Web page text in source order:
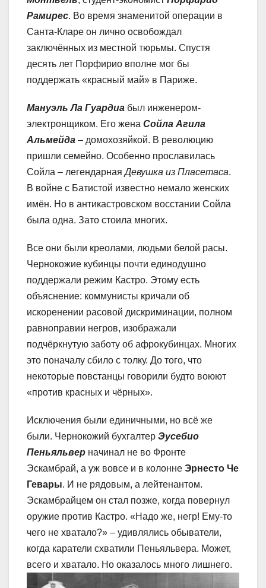
Рамирес. Во время знаменитой операции в
Санта-Кларе он лично освобождал
заключённых из местной тюрьмы. Спустя
десять лет Порфирио вполне мог бы
поддержать «красный май» в Париже.
Мануэль Ла Гуардиа был инженером-
электронщиком. Его жена Сойла Агила
Альмейда – домохозяйкой. В революцию
пришли семейно. Особенно прославилась
Сойла – легендарнаяДевушка из Пласетаса.
В войне с Батистой известно немало женских
имён. Но в антикастровском восстании Сойла
была одна. Зато стоила многих.
Все они были креолами, людьми белой расы.
Чернокожие кубинцы почти единодушно
поддержали режим Кастро. Этому есть
объяснение: коммунисты кричали об
искоренении расовой дискриминации, полном
равноправии негров, изображали
подчёркнутую заботу об афрокубинцах. Многих
это поначалу сбило с толку. До того, что
некоторые повстанцы говорили будто воюют
«против красных и чёрных».
Исключения были единичными, но всё же
были. Чернокожий бухгалтер Эусебио
Пеньяльвер начинал не во Фронте
Эскамбрай, а уж вовсе и в колонне Эрнесто Че
Гевары. И не рядовым, а лейтенантом.
Эскамбрайцем он стал позже, когда повернул
оружие против Кастро. «Надо же, негр! Ему-то
чего не хватало?» – удивлялись обыватели,
когда каратели схватили Пеньяльвера. Может,
всего и хватало. Но оказалось много лишнего.